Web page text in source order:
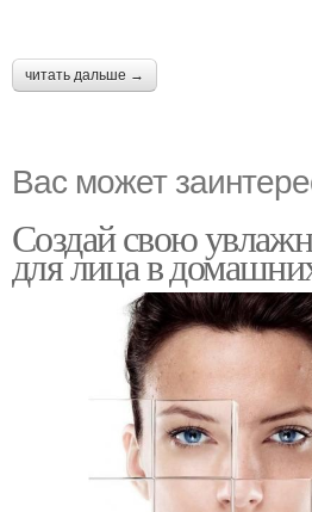
читать дальше →
Вас может
Создай свою
для лица в